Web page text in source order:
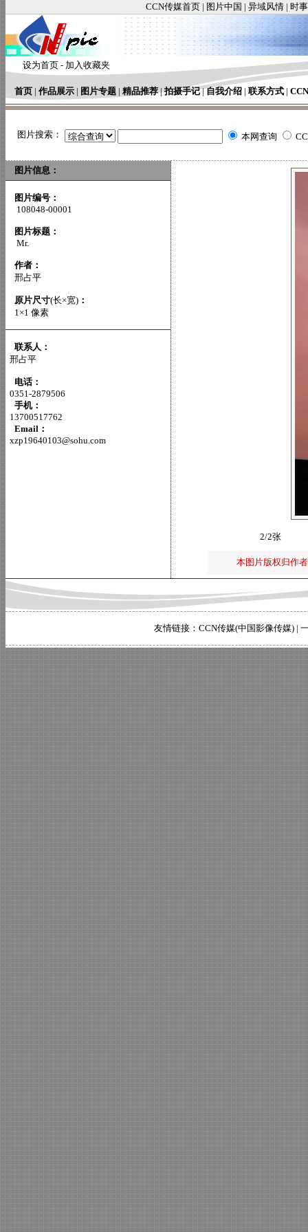
CCN传媒首页 | 图片中国 | 异域风情 | 时
设为首页 - 加入收藏夹
首页 | 作品展示 | 图片专题 | 精品推荐|拍摄手记|自我介绍 | 联系方式 |
图片搜索： 本网查询
图片信息：
图片编号：
108048-00001
图片标题：
Mr.
作者：
邢占平
原片尺寸(长×宽) ：
1×1 像素
联系人：
邢占平
电话：
0351-2879506
手机：
13700517762
Email：
xzp19640103@sohu.com
2/2张
本图片版权归作
友情链接： CCN传媒(中国影像传媒) |